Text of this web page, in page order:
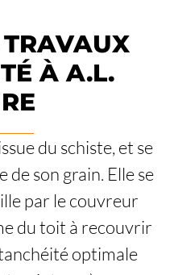
TRAVAUX
À A.L.
du schiste, et se
de son grain. Elle se
par le couvreur
du toit à recouvrir
optimale